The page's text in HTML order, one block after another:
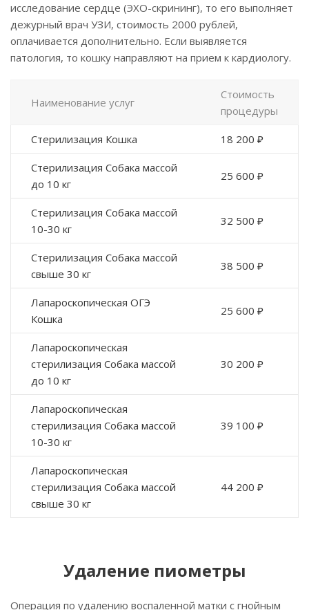
исследование сердце (ЭХО-скрининг), то его выполняет
дежурный врач УЗИ, стоимость 2000 рублей,
оплачивается дополнительно. Если выявляется
патология, то кошку направляют на прием к кардиологу.
Наименование услуг
Стоимость
процедуры
Стерилизация Кошка 18 200 ₽
Стерилизация Собака массой
до 10 кг
25 600 ₽
Стерилизация Собака массой
10-30 кг
32 500 ₽
Стерилизация Собака массой
свыше 30 кг
38 500 ₽
Лапароскопическая ОГЭ
Кошка
25 600 ₽
Лапароскопическая
стерилизация Собака массой
до 10 кг
30 200 ₽
Лапароскопическая
стерилизация Собака массой
10-30 кг
39 100 ₽
Лапароскопическая
стерилизация Собака массой
свыше 30 кг
44 200 ₽
Удаление пиометры
Операция по удалению воспаленной матки с гнойным